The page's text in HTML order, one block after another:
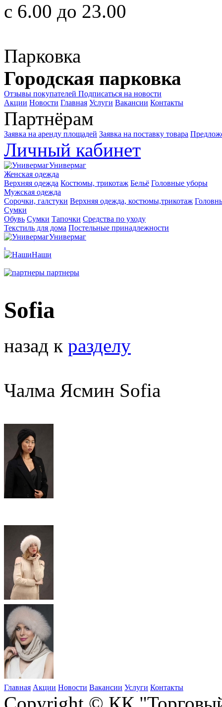
с 6.00 до 23.00
Парковка
Городская парковка
Отзывы покупателей Подписаться на новости
Акции Новости Главная Услуги Вакансии Контакты
Партнёрам
Заявка на аренду площадей Заявка на поставку товара
Личный кабинет
Универмаг
Женская одежда
Верхняя одежда Костюмы, трикотаж Бельё Головные уборы
Мужская одежда
Сорочки, галстуки Верхняя одежда, костюмы,трикотаж
Сумки
Обувь Сумки Тапочки Средства по уходу
Текстиль для дома Постельные принадлежности
Универмаг
.
Наши
партнеры
Sofia
назад к разделу
Чалма Ясмин Sofia
Главная Акции Новости Вакансии Услуги Контакты